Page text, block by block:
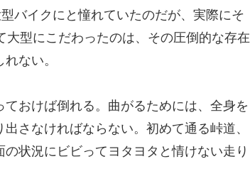
バイクにと憧れていたのだが、実際にそ
型にこだわったのは、その圧倒的な存在
ない。
おけば倒れる。曲がるためには、全身を
さなければならない。初めて通る峠道、
状況にビビってヨタヨタと情けない走り